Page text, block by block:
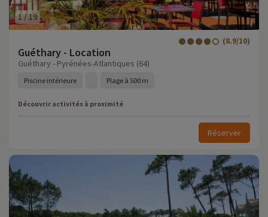
1/19
Guéthary - Location
(8.9/10)
Guéthary - Pyrénées-Atlantiques (64)
Piscine intérieure Plage à 500 m
Découvrir activités à proximité
Réserver